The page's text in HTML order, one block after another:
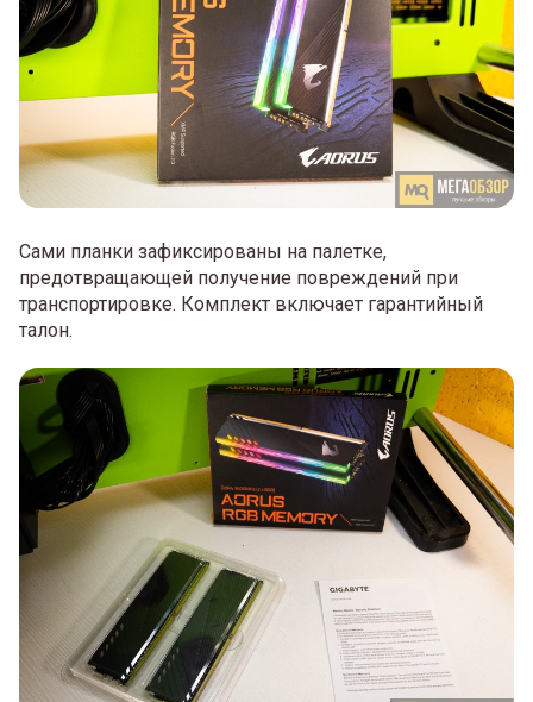
Сами планки зафиксированы на палетке,
предотвращающей получение повреждений при
транспортировке. Комплект включает гарантийный
талон.